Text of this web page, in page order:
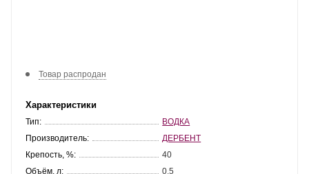
Товар распродан
Характеристики
Тип:
ВОДКА
Производитель:
ДЕРБЕНТ
Крепость, %:
40
Объём, л:
0.5